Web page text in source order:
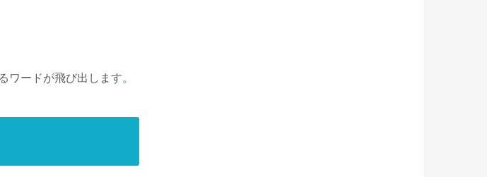
ードが飛び出します。